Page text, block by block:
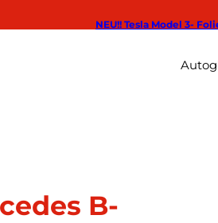
NEU!! Tesla Model 3-
B-